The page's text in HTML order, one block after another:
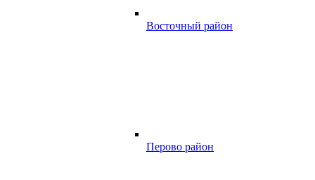
Восточный район
Перово район